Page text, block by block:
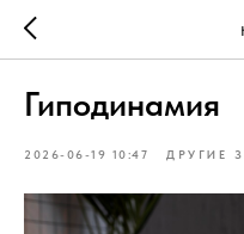
Гиподинамия
2026-06-19 10:47 ДРУГИЕ